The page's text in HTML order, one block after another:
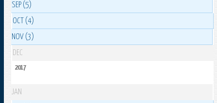
SEP (5)
OCT (4)
NOV (3)
DEC
2017
JAN